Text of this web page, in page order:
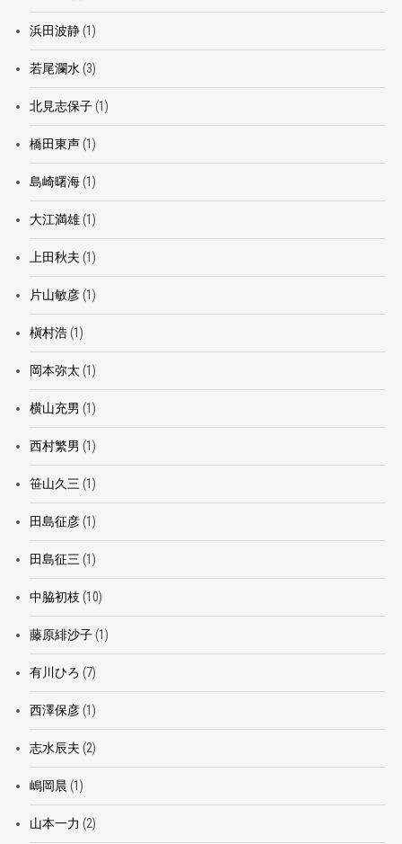
浜田波静(1)
若尾瀾水 (3)
北見志保子(1)
橋田東声(1)
島崎曙海(1)
大江満雄(1)
上田秋夫 (1)
片山敏彦(1)
槇村浩(1)
岡本弥太 (1)
横山充男 (1)
西村繁男 (1)
笹山久三 (1)
田島征彦(1)
田島征三 (1)
中脇初枝 (10)
藤原緋沙子(1)
有川ひろ (7)
西澤保彦(1)
志水辰夫 (2)
嶋岡晨 (1)
山本一力 (2)